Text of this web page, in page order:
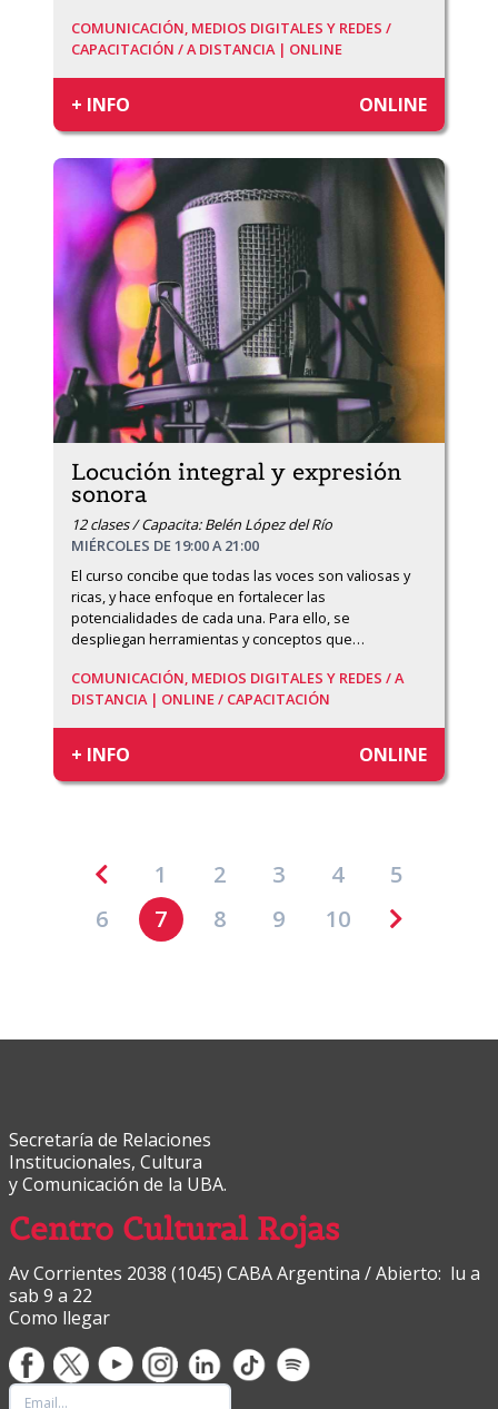
COMUNICACIÓN, MEDIOS DIGITALES Y REDES /
CAPACITACIÓN /A DISTANCIA | ONLINE
+ INFO ONLINE
Locución integral y expresión
sonora
12 clases / Capacita: Belén López del Río
MIÉRCOLES DE 19:00 A 21:00
El curso concibe que todas las voces son valiosas y
ricas, y hace enfoque en fortalecer las
potencialidades de cada una. Para ello, se
despliegan herramientas y conceptos que…
COMUNICACIÓN, MEDIOS DIGITALES Y REDES /A
DISTANCIA | ONLINE / CAPACITACIÓN
+ INFO ONLINE
1 2 3 4
5
6
7 8 9 10
Secretaría de Relaciones
Institucionales, Cultura
y Comunicación de la UBA.
Centro Cultural Rojas
Av Corrientes 2038 (1045) CABA Argentina / Abierto: lu a
sab 9 a 22
Como llegar